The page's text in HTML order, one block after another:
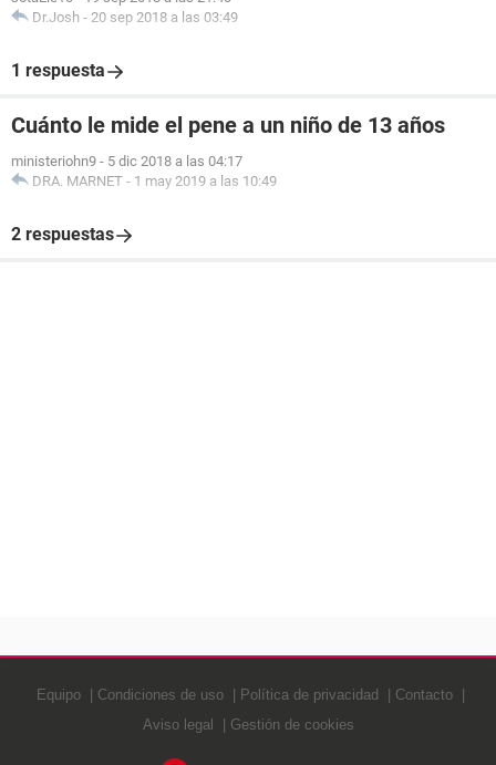
Dr.Josh - 20 sep 2018 a las 03:49
1 respuesta
Cuánto le mide el pene a un niño de 13 años
ministeriohn9 - 5 dic 2018 a las 04:17
DRA. MARNET - 1 may 2019 a las 10:49
2 respuestas
Equipo Condiciones de uso Política de privacidad
Contacto
Aviso legal
Gestión de cookies